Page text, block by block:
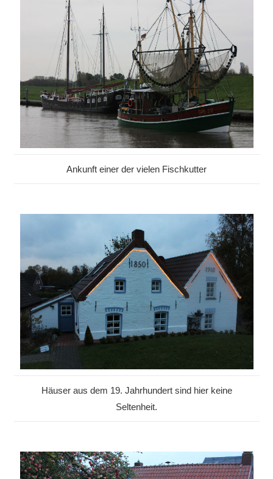
Ankunft einer der vielen Fischkutter
Häuser aus dem 19. Jahrhundert sind hier keine
Seltenheit.